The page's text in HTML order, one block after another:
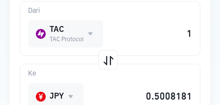
Dari
TAC
TAC Protocol
Ke
JPY